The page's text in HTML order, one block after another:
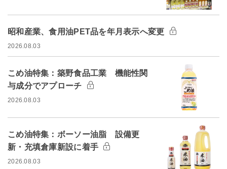
昭和産業、食用油PET品を年月表示へ変更
2026.08.03
こめ油特集：築野食品工業 機能性関
与成分でアプローチ
2026.08.03
こめ油特集：ボーソー油脂 設備更
新・充填倉庫新設に着手
2026.08.03